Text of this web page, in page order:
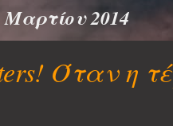
2014
Όταν η